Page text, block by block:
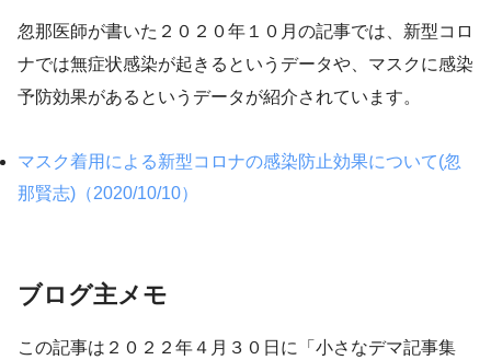
忽那医師が書いた２０２０年１０月の記事では、新型コロ
ナでは無症状感染が起きるというデータや、マスクに感染
予防効果があるというデータが紹介されています。
マスク着用による新型コロナの感染防止効果について(忽
那賢志)（2020/10/10）
ブログ主メモ
この記事は２０２２年４月３０日に「小さなデマ記事集